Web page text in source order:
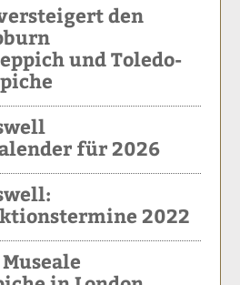
den
und Toledo-
für 2026
2022